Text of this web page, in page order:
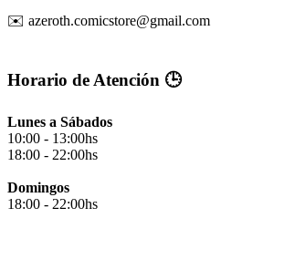
✉️ azeroth.comicstore@gmail.com
Horario de Atención 🕒
Lunes a Sábados
10:00 - 13:00hs
18:00 - 22:00hs
Domingos
18:00 - 22:00hs